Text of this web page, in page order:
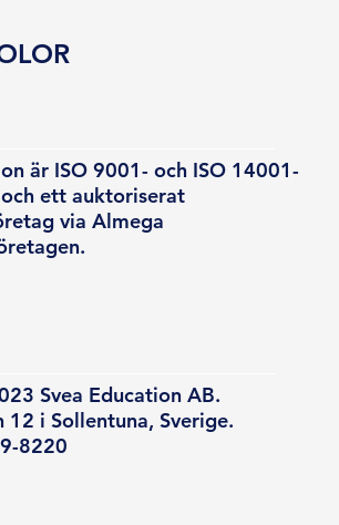
är ISO 9001- och ISO 14001-
ett auktoriserat
via Almega
Svea Education AB.
12 i Sollentuna, Sverige.
8220